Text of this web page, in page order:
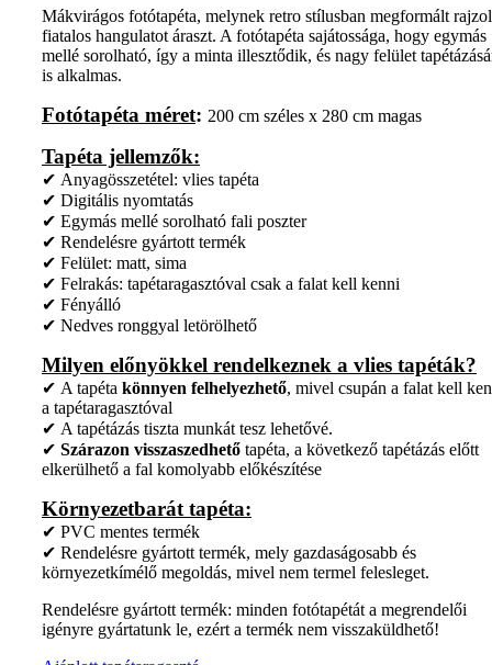
Mákvirágos fotótapéta, melynek retro stílusban megformált
fiatalos hangulatot áraszt. A fotótapéta sajátossága, hogy egymás
mellé sorolható, így a minta illesztődik, és nagy felület
is alkalmas.
Fotótapéta méret: 200 cm széles x 280 cm magas
Tapéta jellemzők:
✔ Anyagösszetétel: vlies tapéta
✔ Digitális nyomtatás
✔ Egymás mellé sorolható fali poszter
✔ Rendelésre gyártott termék
✔ Felület: matt, sima
✔ Felrakás: tapétaragasztóval csak a falat kell kenni
✔ Fényálló
✔ Nedves ronggyal letörölhető
Milyen előnyökkel rendelkeznek a vlies tapéták?
✔ A tapéta könnyen felhelyezhető, mivel csupán a falat kell
a tapétaragasztóval
✔ A tapétázás tiszta munkát tesz lehetővé.
✔ Szárazon visszaszedhető tapéta, a következő tapétázás előtt
elkerülhető a fal komolyabb előkészítése
Környezetbarát tapéta:
✔ PVC mentes termék
✔ Rendelésre gyártott termék, mely gazdaságosabb és
környezetkímélő megoldás, mivel nem termel felesleget.
Rendelésre gyártott termék: minden fotótapétát a megrendelői
igényre gyártatunk le, ezért a termék nem visszaküldhető!